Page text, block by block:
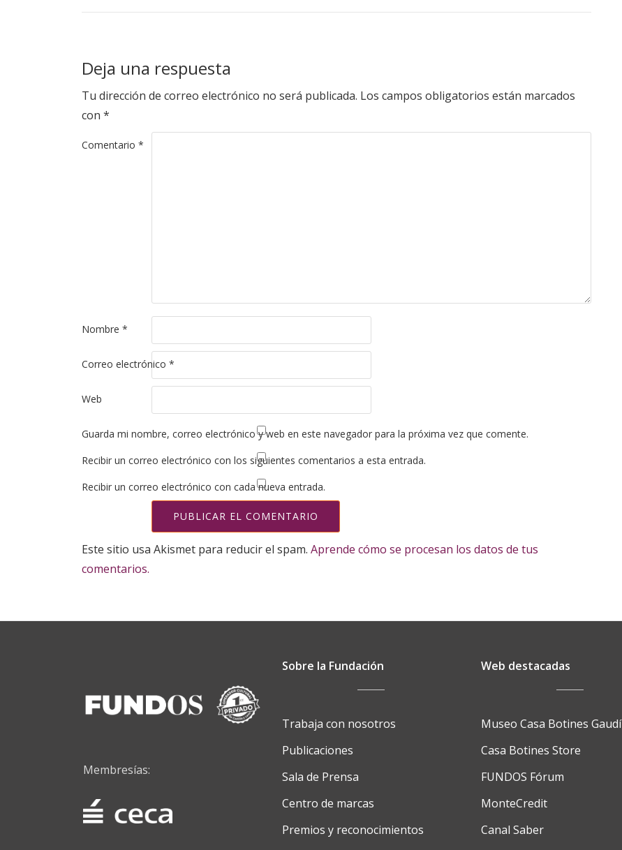
Deja una respuesta
Tu dirección de correo electrónico no será publicada. Los campos obligatorios están marcados
con *
Comentario *
Nombre *
Correo electrónico *
Web
Guarda mi nombre, correo electrónico y web en este navegador para la próxima vez que comente.
Recibir un correo electrónico con los siguientes comentarios a esta entrada.
Recibir un correo electrónico con cada nueva entrada.
Este sitio usa Akismet para reducir el spam. Aprende cómo se procesan los datos de tus
comentarios.
Membresías:
Sobre la Fundación
Trabaja con nosotros
Publicaciones
Sala de Prensa
Centro de marcas
Premios y reconocimientos
Web destacadas
Museo Casa Botines Gaudí
Casa Botines Store
FUNDOS Fórum
MonteCredit
Canal Saber